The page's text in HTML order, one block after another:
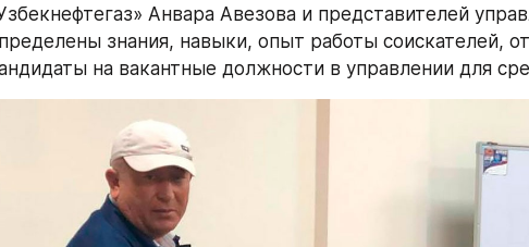
Анвара Авезова и представителей
знания, навыки, опыт работы соискателей,
на вакантные должности в управлении для